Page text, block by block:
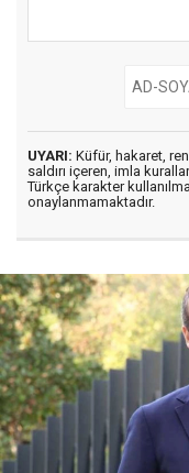
UYARI: Küfür, hakaret,
saldırı içeren, imla
Türkçe karakter
onaylanmamaktadır.